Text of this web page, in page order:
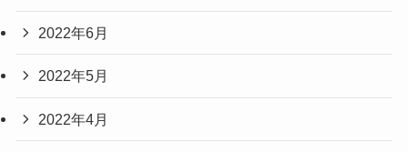
2022年6月
2022年5月
2022年4月